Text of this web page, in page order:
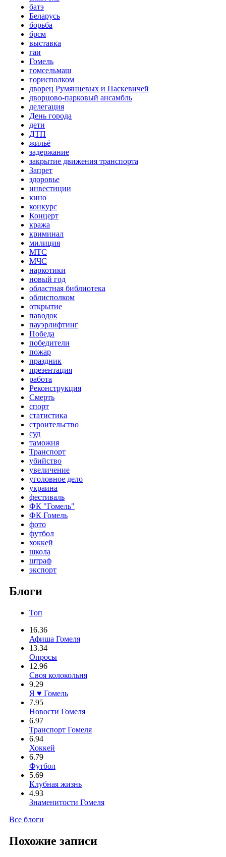
батэ
Беларусь
борьба
брсм
выставка
гаи
Гомель
гомсельмаш
горисполком
дворец Румянцевых и Паскевичей
дворцово-парковый ансамбль
делегация
День города
дети
ДТП
жильё
задержание
закрытие движения транспорта
Запрет
здоровье
инвестиции
кино
конкурс
Концерт
кража
криминал
милиция
МТС
МЧС
наркотики
новый год
областная библиотека
облисполком
открытие
паводок
пауэрлифтинг
Победа
победители
пожар
праздник
презентация
работа
Реконструкция
Смерть
спорт
статистика
строительство
суд
таможня
Транспорт
убийство
увеличение
уголовное дело
украина
фестиваль
ФК "Гомель"
ФК Гомель
фото
футбол
хоккей
школа
штраф
экспорт
Блоги
Топ
16.36
Афиша Гомеля
13.34
Опросы
12.96
Своя колокольня
9.29
Я ♥ Гомель
7.95
Новости Гомеля
6.97
Транспорт Гомеля
6.94
Хоккей
6.79
Футбол
5.69
Клубная жизнь
4.93
Знаменитости Гомеля
Все блоги
Похожие записи